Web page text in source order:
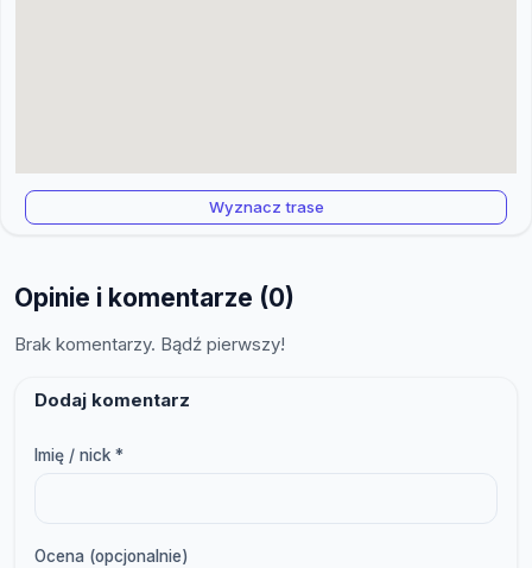
Wyznacz trase
Opinie i komentarze (0)
Brak komentarzy. Bądź pierwszy!
Dodaj komentarz
Imię / nick *
Ocena (opcjonalnie)